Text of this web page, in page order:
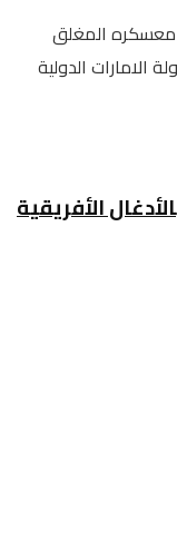
معسكره المغلق
الامارات الدولية
الأفريقية